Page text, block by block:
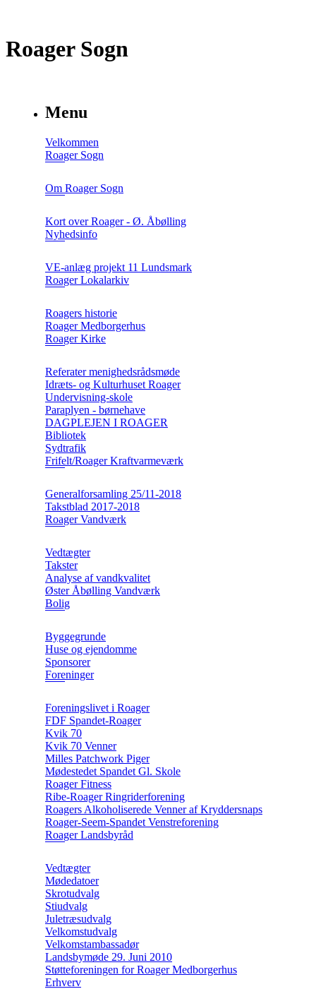
Roager Sogn
Menu
Velkommen
Roager Sogn
Om Roager Sogn
Kort over Roager - Ø. Åbølling
Nyhedsinfo
VE-anlæg projekt 11 Lundsmark
Roager Lokalarkiv
Roagers historie
Roager Medborgerhus
Roager Kirke
Referater menighedsrådsmøde
Idræts- og Kulturhuset Roager
Undervisning-skole
Paraplyen - børnehave
DAGPLEJEN I ROAGER
Bibliotek
Sydtrafik
Frifelt/Roager Kraftvarmeværk
Generalforsamling 25/11-2018
Takstblad 2017-2018
Roager Vandværk
Vedtægter
Takster
Analyse af vandkvalitet
Øster Åbølling Vandværk
Bolig
Byggegrunde
Huse og ejendomme
Sponsorer
Foreninger
Foreningslivet i Roager
FDF Spandet-Roager
Kvik 70
Kvik 70 Venner
Milles Patchwork Piger
Mødestedet Spandet Gl. Skole
Roager Fitness
Ribe-Roager Ringriderforening
Roagers Alkoholiserede Venner af Kryddersnaps
Roager-Seem-Spandet Venstreforening
Roager Landsbyråd
Vedtægter
Mødedatoer
Skrotudvalg
Stiudvalg
Juletræsudvalg
Velkomstudvalg
Velkomstambassadør
Landsbymøde 29. Juni 2010
Støtteforeningen for Roager Medborgerhus
Erhverv